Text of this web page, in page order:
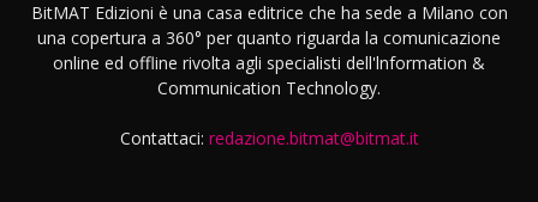
BitMAT Edizioni è una casa editrice che ha sede a Milano con
una copertura a 360° per quanto riguarda la comunicazione
online ed offline rivolta agli specialisti dell'lnformation &
Communication Technology.
Contattaci: redazione.bitmat@bitmat.it